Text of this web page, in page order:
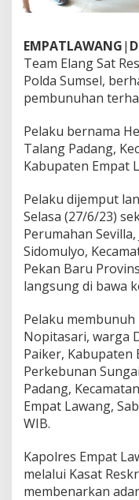
g
B
u
u
I
s
t
S
e
n
d
r
EMPATLAWANG|
Team Elang Sat
Polda Sumsel,
pembunuhan
Pelaku bernama
Talang Padang,
Kabupaten Empat
Pelaku dijemput
Selasa (27/6/23)
Perumahan
Sidomulyo,
Pekan Baru
langsung di bawa
Pelaku
Nopitasari, warga
Paiker, Kabupaten
Perkebunan
Padang,
Empat Lawang,
WIB.
Kapolres Empat
melalui Kasat
membenarkan